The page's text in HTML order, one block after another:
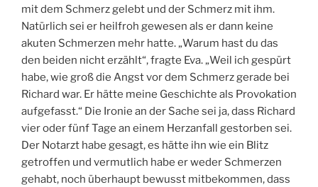
mit dem Schmerz gelebt und der Schmerz mit ihm.
Natürlich sei er heilfroh gewesen als er dann keine
akuten Schmerzen mehr hatte. „Warum hast du das
den beiden nicht erzählt“, fragte Eva. „Weil ich gespürt
habe, wie groß die Angst vor dem Schmerz gerade bei
Richard war. Er hätte meine Geschichte als Provokation
aufgefasst.“ Die Ironie an der Sache sei ja, dass Richard
vier oder fünf Tage an einem Herzanfall gestorben sei.
Der Notarzt habe gesagt, es hätte ihn wie ein Blitz
getroffen und vermutlich habe er weder Schmerzen
gehabt, noch überhaupt bewusst mitbekommen, dass